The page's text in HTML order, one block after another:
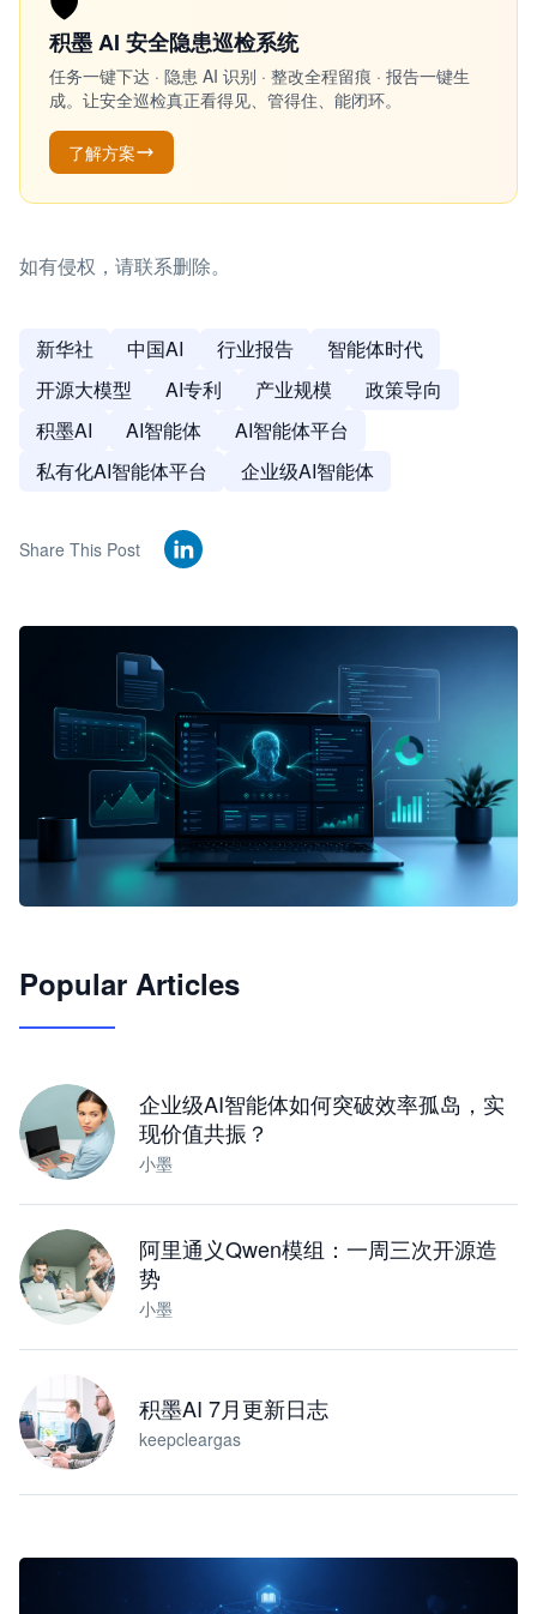
积墨 AI 安全隐患巡检系统
任务一键下达 · 隐患 AI 识别 · 整改全程留痕 · 报告一键生
成。让安全巡检真正看得见、管得住、能闭环。
了解方案
如有侵权，请联系删除。
新华社 中国AI 行业报告
智能体时代
开源大模型
AI专利 产业规模
政策导向
积墨AI
AI智能体
AI智能体平台
私有化AI智能体平台
企业级AI智能体
Share This Post
JimoClaw 桌面 AI Agent 工作台
Popular Articles
企业级AI智能体如何突破效率孤岛，实
现价值共振？
小墨
阿里通义Qwen模组：一周三次开源造
势
小墨
积墨AI 7月更新日志
keepcleargas